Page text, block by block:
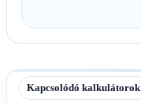
Kapcsolódó kalkulátorok